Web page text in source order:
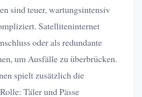
sind teuer, wartungsintensiv
Satelliteninternet
oder als redundante
um Ausfälle zu überbrücken.
spielt zusätzlich die
Täler und Pässe